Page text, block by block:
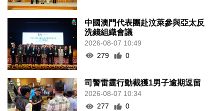
中國澳門代表團赴汶萊參與亞太反
洗錢組織會議
2026-08-07 10:49
279
0
司警雷霆行動截獲1男子逾期逗留
2026-08-07 10:34
277
0